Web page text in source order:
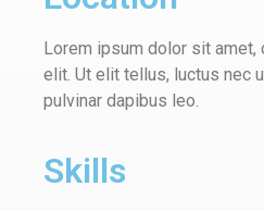
Lorem ipsum dolor sit
elit. Ut elit tellus, luctus nec
pulvinar dapibus leo.
Skills